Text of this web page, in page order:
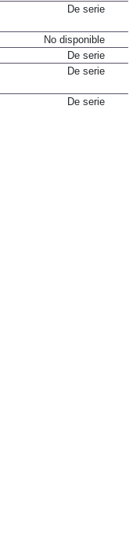
De serie
No disponible
De serie
De serie
De serie